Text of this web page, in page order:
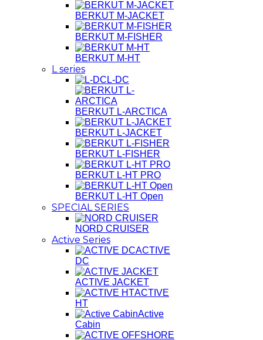
BERKUT M-JACKET
BERKUT M-FISHER
BERKUT M-HT
L series
L-DC
BERKUT L-ARCTICA
BERKUT L-JACKET
BERKUT L-FISHER
BERKUT L-HT PRO
BERKUT L-HT Open
SPECIAL SERIES
NORD CRUISER
Active Series
ACTIVE
DC
ACTIVE JACKET
ACTIVE
HT
Active
Cabin